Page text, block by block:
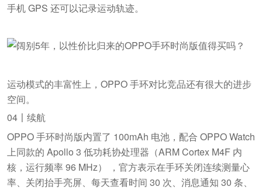
手机 GPS 还可以记录运动轨迹。
运动模式的丰富性上，OPPO 手环对比竞品还有很大的进步
空间。
04〡续航
OPPO 手环时尚版内置了 100mAh 电池，配合 OPPO Watch
上同款的 Apollo 3 低功耗协处理器（ARM Cortex M4F 内
核，运行频率 96 MHz） ，官方表示在手环关闭连续测量心
率、关闭抬手亮屏、每天查看时间 30 次、消息通知 30 条、